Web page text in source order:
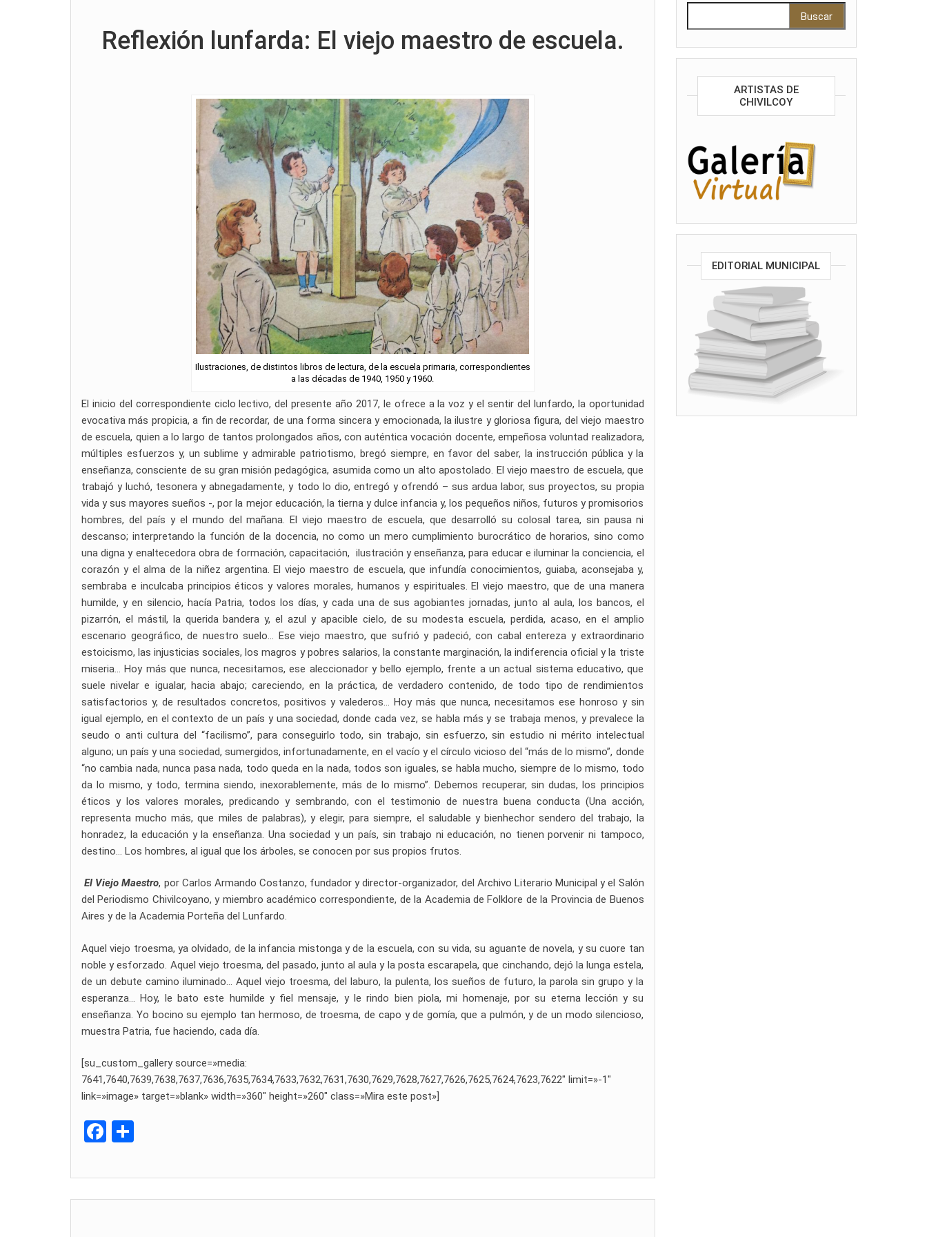
Reflexión lunfarda: El viejo maestro de escuela.
Ilustraciones, de distintos libros de lectura, de la escuela primaria, correspondientes
a las décadas de 1940, 1950 y 1960.
El inicio del correspondiente ciclo lectivo, del presente año 2017, le ofrece a la voz y el sentir del lunfardo, la oportunidad
evocativa más propicia, a fin de recordar, de una forma sincera y emocionada, la ilustre y gloriosa figura, del viejo maestro
de escuela, quien a lo largo de tantos prolongados años, con auténtica vocación docente, empeñosa voluntad realizadora,
múltiples esfuerzos y, un sublime y admirable patriotismo, bregó siempre, en favor del saber, la instrucción pública y la
enseñanza, consciente de su gran misión pedagógica, asumida como un alto apostolado. El viejo maestro de escuela, que
trabajó y luchó, tesonera y abnegadamente, y todo lo dio, entregó y ofrendó – sus ardua labor, sus proyectos, su propia
vida y sus mayores sueños -, por la mejor educación, la tierna y dulce infancia y, los pequeños niños, futuros y promisorios
hombres, del país y el mundo del mañana. El viejo maestro de escuela, que desarrolló su colosal tarea, sin pausa ni
descanso; interpretando la función de la docencia, no como un mero cumplimiento burocrático de horarios, sino como
una digna y enaltecedora obra de formación, capacitación, ilustración y enseñanza, para educar e iluminar la conciencia, el
corazón y el alma de la niñez argentina. El viejo maestro de escuela, que infundía conocimientos, guiaba, aconsejaba y,
sembraba e inculcaba principios éticos y valores morales, humanos y espirituales. El viejo maestro, que de una manera
humilde, y en silencio, hacía Patria, todos los días, y cada una de sus agobiantes jornadas, junto al aula, los bancos, el
pizarrón, el mástil, la querida bandera y, el azul y apacible cielo, de su modesta escuela, perdida, acaso, en el amplio
escenario geográfico, de nuestro suelo… Ese viejo maestro, que sufrió y padeció, con cabal entereza y extraordinario
estoicismo, las injusticias sociales, los magros y pobres salarios, la constante marginación, la indiferencia oficial y la triste
miseria… Hoy más que nunca, necesitamos, ese aleccionador y bello ejemplo, frente a un actual sistema educativo, que
suele nivelar e igualar, hacia abajo; careciendo, en la práctica, de verdadero contenido, de todo tipo de rendimientos
satisfactorios y, de resultados concretos, positivos y valederos… Hoy más que nunca, necesitamos ese honroso y sin
igual ejemplo, en el contexto de un país y una sociedad, donde cada vez, se habla más y se trabaja menos, y prevalece la
seudo o anti cultura del “facilismo”, para conseguirlo todo, sin trabajo, sin esfuerzo, sin estudio ni mérito intelectual
alguno; un país y una sociedad, sumergidos, infortunadamente, en el vacío y el círculo vicioso del “más de lo mismo”, donde
“no cambia nada, nunca pasa nada, todo queda en la nada, todos son iguales, se habla mucho, siempre de lo mismo, todo
da lo mismo, y todo, termina siendo, inexorablemente, más de lo mismo”. Debemos recuperar, sin dudas, los principios
éticos y los valores morales, predicando y sembrando, con el testimonio de nuestra buena conducta (Una acción,
representa mucho más, que miles de palabras), y elegir, para siempre, el saludable y bienhechor sendero del trabajo, la
honradez, la educación y la enseñanza. Una sociedad y un país, sin trabajo ni educación, no tienen porvenir ni tampoco,
destino… Los hombres, al igual que los árboles, se conocen por sus propios frutos.
El Viejo Maestro, por Carlos Armando Costanzo, fundador y director-organizador, del Archivo Literario Municipal y el Salón
del Periodismo Chivilcoyano, y miembro académico correspondiente, de la Academia de Folklore de la Provincia de Buenos
Aires y de la Academia Porteña del Lunfardo.
Aquel viejo troesma, ya olvidado, de la infancia mistonga y de la escuela, con su vida, su aguante de novela, y su cuore tan
noble y esforzado. Aquel viejo troesma, del pasado, junto al aula y la posta escarapela, que cinchando, dejó la lunga estela,
de un debute camino iluminado… Aquel viejo troesma, del laburo, la pulenta, los sueños de futuro, la parola sin grupo y la
esperanza… Hoy, le bato este humilde y fiel mensaje, y le rindo bien piola, mi homenaje, por su eterna lección y su
enseñanza. Yo bocino su ejemplo tan hermoso, de troesma, de capo y de gomía, que a pulmón, y de un modo silencioso,
muestra Patria, fue haciendo, cada día.
[su_custom_gallery source=»media:
7641,7640,7639,7638,7637,7636,7635,7634,7633,7632,7631,7630,7629,7628,7627,7626,7625,7624,7623,7622″ limit=»-1″
link=»image» target=»blank» width=»360″ height=»260″ class=»Mira este post»]
F
ce
b
m
p
ARTISTAS DE
CHIVILCOY
EDITORIAL MUNICIPAL